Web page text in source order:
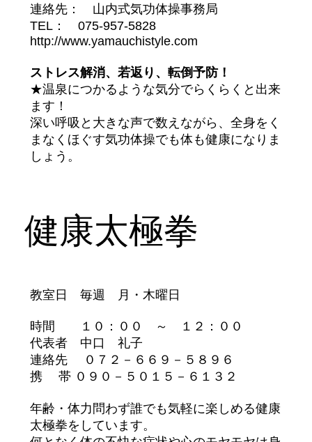
連絡先： 山内式気功体操事務局
TEL： 075-957-5828
http://www.yamauchistyle.com
ストレス解消、若返り、転倒予防！
★温泉につかるような気分でらくらくと出来
ます！
深い呼吸と大きな声で数えながら、全身をく
まなくほぐす気功体操でも体も健康になりま
しょう。
教室日 毎週 月・木曜日
時間 １０：００ ～ １２：００
代表者 中口 礼子
連絡先 ０７２－６６９－５８９６
携 帯 ０９０－５０１５－６１３２
年齢・体力問わず誰でも気軽に楽しめる健康
太極拳をしています。
健康太極拳